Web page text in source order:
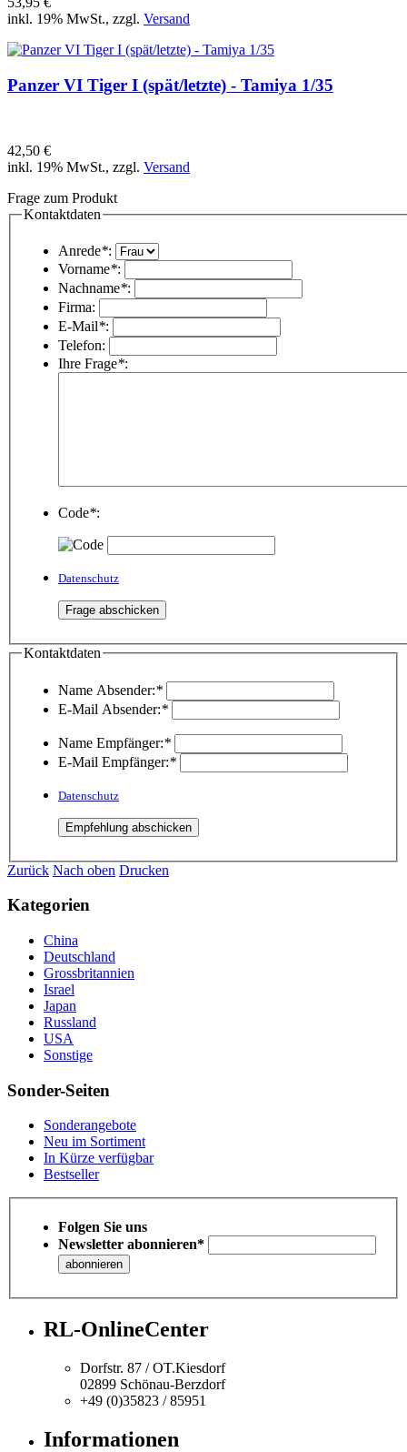
inkl. 19% MwSt., zzgl. Versand
Panzer VI Tiger I (spät/letzte) - Tamiya 1/35
42,50 €
inkl. 19% MwSt., zzgl. Versand
Frage zum Produkt
Kontaktdaten
Anrede*:
Vorname*:
Nachname*:
Firma:
E-Mail*:
Telefon:
Ihre Frage*:
Code*:
Datenschutz
Kontaktdaten
Name Absender:*
E-Mail Absender:*
Name Empfänger:*
E-Mail Empfänger:*
Datenschutz
Zurück Nach oben Drucken
Kategorien
China
Deutschland
Grossbritannien
Israel
Japan
Russland
USA
Sonstige
Sonder-Seiten
Sonderangebote
Neu im Sortiment
In Kürze verfügbar
Bestseller
Folgen Sie uns
Newsletter abonnieren*
RL-OnlineCenter
Dorfstr. 87 / OT.Kiesdorf
02899 Schönau-Berzdorf
+49 (0)35823 / 85951
Informationen